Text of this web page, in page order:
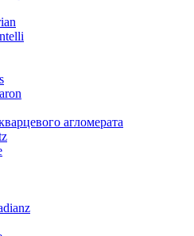
агломерата